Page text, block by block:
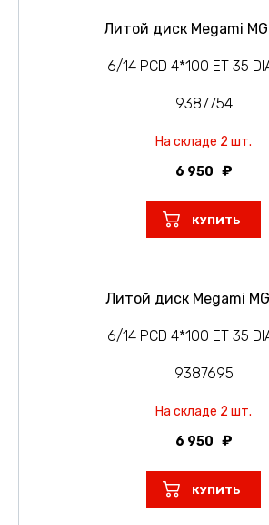
Литой диск Megami
6/14 PCD 4*100 ET 35
9387754
На складе 2 шт.
6 950
КУПИТЬ
Литой диск Megami
6/14 PCD 4*100 ET 35
9387695
На складе 2 шт.
6 950
КУПИТЬ